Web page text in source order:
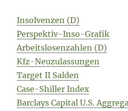
Insolvenzen (D)
Perspektiv-Inso-Grafik
Arbeitslosenzahlen (D)
Kfz-Neuzulassungen
Target II Salden
Case-Shiller Index
Barclays Capital U.S.